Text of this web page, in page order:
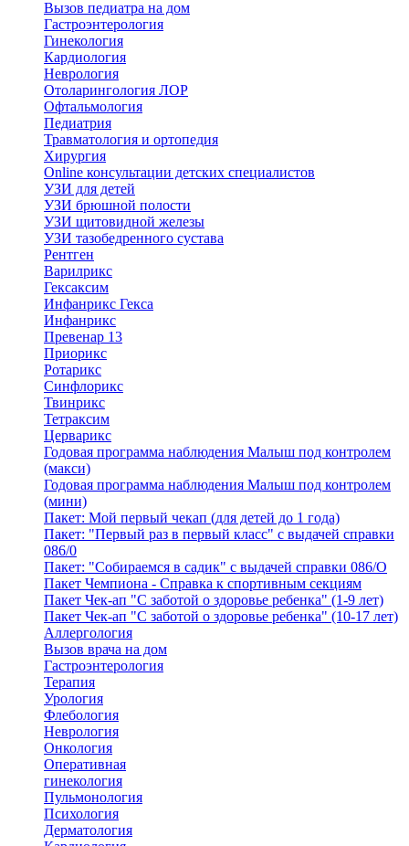
Вызов педиатра на дом
Гастроэнтерология
Гинекология
Кардиология
Неврология
Отоларингология ЛОР
Офтальмология
Педиатрия
Травматология и ортопедия
Хирургия
Online консультации детских специалистов
УЗИ для детей
УЗИ брюшной полости
УЗИ щитовидной железы
УЗИ тазобедренного сустава
Рентген
Варилрикс
Гексаксим
Инфанрикс Гекса
Инфанрикс
Превенар 13
Приорикс
Ротарикс
Синфлорикс
Твинрикс
Тетраксим
Церварикс
Годовая программа наблюдения Малыш под контролем
(макси)
Годовая программа наблюдения Малыш под контролем
(мини)
Пакет: Мой первый чекап (для детей до 1 года)
Пакет: "Первый раз в первый класс" с выдачей справки
086/0
Пакет: "Собираемся в садик" с выдачей справки 086/О
Пакет Чемпиона - Справка к спортивным секциям
Пакет Чек-ап "С заботой о здоровье ребенка" (1-9 лет)
Пакет Чек-ап "С заботой о здоровье ребенка" (10-17 лет)
Аллергология
Вызов врача на дом
Гастроэнтерология
Терапия
Урология
Флебология
Неврология
Онкология
Оперативная
гинекология
Пульмонология
Психология
Дерматология